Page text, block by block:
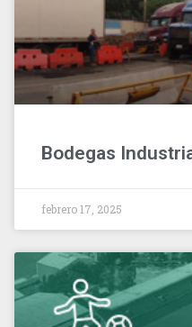
Bodegas
febrero 17, 2025